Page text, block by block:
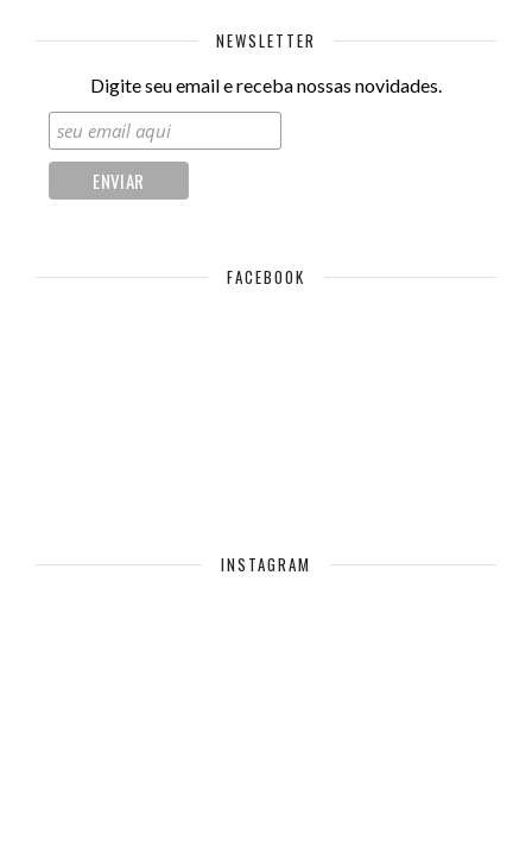
NEWSLETTER
Digite seu email e receba nossas novidades.
FACEBOOK
INSTAGRAM